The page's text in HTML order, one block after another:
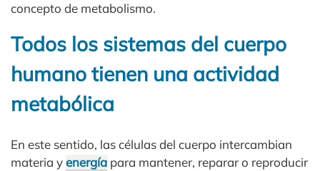
concepto de metabolismo.
Todos los sistemas del cuerpo
humano tienen una actividad
metabólica
En este sentido, las células del cuerpo intercambian
materia yenergía para mantener, reparar o reproducir